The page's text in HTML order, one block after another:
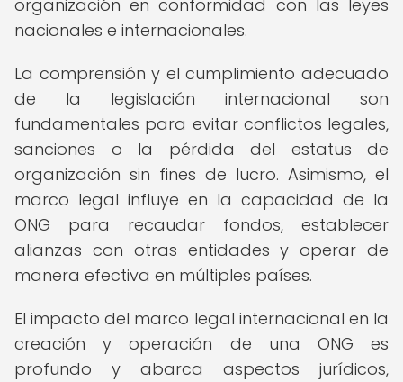
organización en conformidad con las leyes
nacionales e internacionales.
La comprensión y el cumplimiento adecuado
de la legislación internacional son
fundamentales para evitar conflictos legales,
sanciones o la pérdida del estatus de
organización sin fines de lucro. Asimismo, el
marco legal influye en la capacidad de la
ONG para recaudar fondos, establecer
alianzas con otras entidades y operar de
manera efectiva en múltiples países.
El impacto del marco legal internacional en la
creación y operación de una ONG es
profundo y abarca aspectos jurídicos,